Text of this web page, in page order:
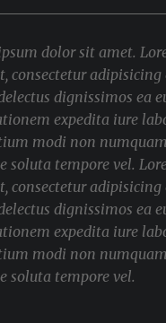
dolor sit amet.
consectetur
dignissimos ea
expedita iure
modi non
soluta tempore vel.
consectetur
dignissimos ea
expedita iure
modi non
soluta tempore vel.